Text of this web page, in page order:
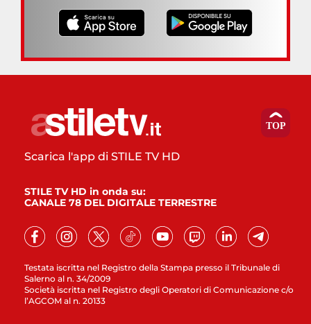
Testata iscritta nel Registro della Stampa presso il Tribunale di
Salerno al n. 34/2009
Società iscritta nel Registro degli Operatori di Comunicazione c/o
l’AGCOM al n. 20133
Scarica l'app di STILE TV HD
STILE TV HD in onda su:
CANALE 78 DEL DIGITALE TERRESTRE